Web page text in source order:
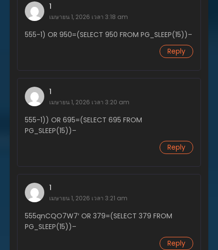
1
เมษายน 1, 2026 เวลา 3:18 am
555-1) OR 950=(SELECT 950 FROM PG_SLEEP(15))–
Reply
1
เมษายน 1, 2026 เวลา 3:20 am
555-1)) OR 695=(SELECT 695 FROM
PG_SLEEP(15))–
Reply
1
เมษายน 1, 2026 เวลา 3:21 am
555qnCQO7W7′ OR 379=(SELECT 379 FROM
PG_SLEEP(15))–
Reply